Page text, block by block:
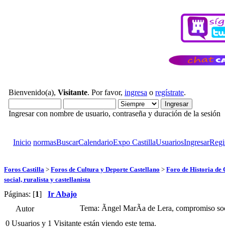
Bienvenido(a), Visitante. Por favor, ingresa o regístrate.
Ingresar con nombre de usuario, contraseña y duración de la sesión
Inicio normasBuscarCalendarioExpo CastillaUsuariosIngresar
Foros Castilla > Foros de Cultura y Deporte Castellano > Foro de Historia de
social, ruralista y castellanista
Páginas: [1] Ir Abajo
Autor
Tema: Ãngel MarÃ­a de Lera, compromiso
0 Usuarios y 1 Visitante están viendo este tema.